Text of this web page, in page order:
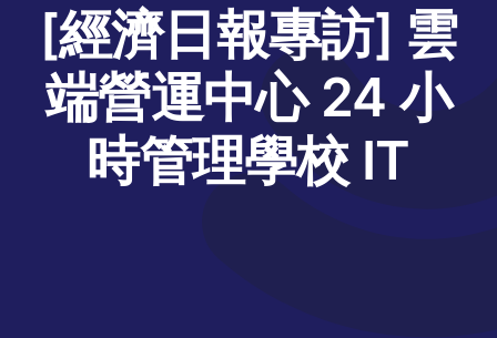
[經濟日報專訪] 雲
端營運中心 24 小
時管理學校 IT